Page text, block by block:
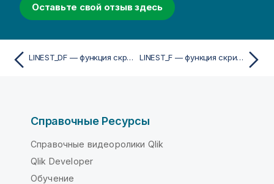
Оставьте свой отзыв здесь
LINEST_DF — функция скрипта LINEST_F — функция скрипта
Справочные Ресурсы
Справочные видеоролики Qlik
Qlik Developer
Обучение